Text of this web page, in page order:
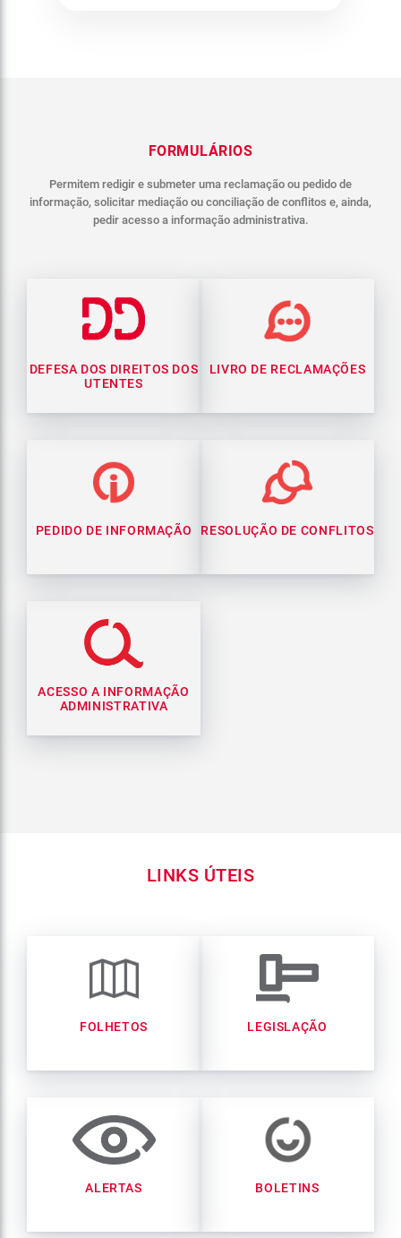
FORMULÁRIOS
Permitem redigir e submeter uma reclamação ou pedido de
informação, solicitar mediação ou conciliação de conflitos e, ainda,
pedir acesso a informação administrativa.
DEFESA DOS DIREITOS DOS
UTENTES
LIVRO DE RECLAMAÇÕES
PEDIDO DE INFORMAÇÃO RESOLUÇÃO DE CONFLITOS
ACESSO A INFORMAÇÃO
ADMINISTRATIVA
LINKS ÚTEIS
FOLHETOS LEGISLAÇÃO
ALERTAS BOLETINS